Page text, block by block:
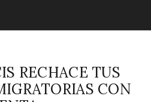
RECHACE TUS
CON